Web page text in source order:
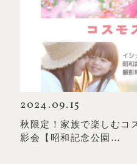
2024.09.15
秋限定！家族で楽しむコ
影会【昭和記念公園…